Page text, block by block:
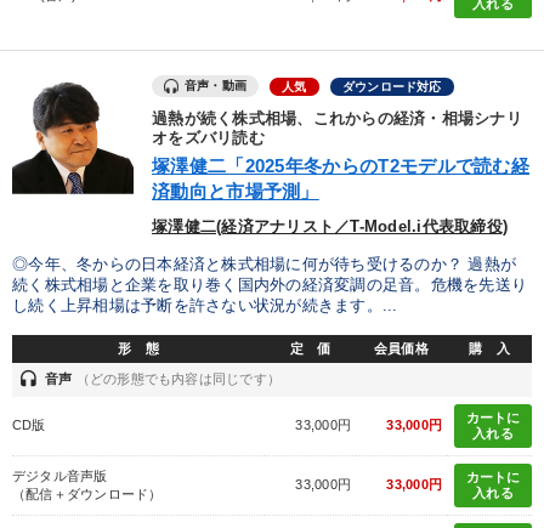
入れる
音声・動画 人気 ダウンロード対応
過熱が続く株式相場、これからの経済・相場シナリ
オをズバリ読む
塚澤健二「2025年冬からのT2モデルで読む経
済動向と市場予測」
塚澤健二(経済アナリスト／T-Model.i代表取締役)
◎今年、冬からの日本経済と株式相場に何が待ち受けるのか？ 過熱が
続く株式相場と企業を取り巻く国内外の経済変調の足音。危機を先送り
し続く上昇相場は予断を許さない状況が続きます。...
形 態 定 価 会員価格 購 入
headset 音声 （どの形態でも内容は同じです）
CD版 33,000円 33,000円
カートに
入れる
デジタル音声版
（配信＋ダウンロード）
33,000円 33,000円
カートに
入れる